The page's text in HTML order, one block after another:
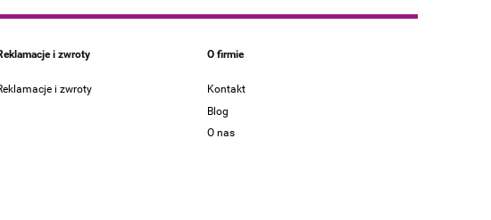
i zwroty
i zwroty
O firmie
Kontakt
Blog
O nas